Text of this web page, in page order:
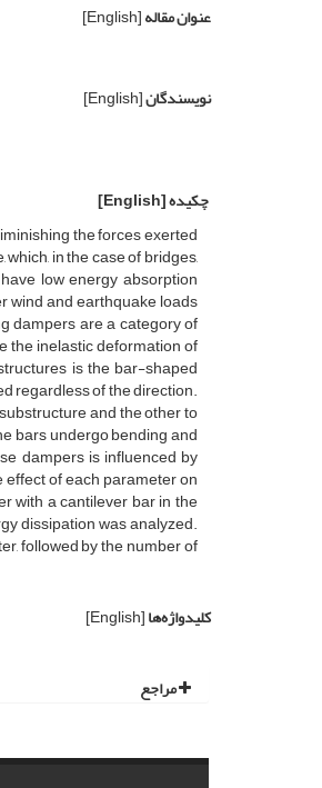
عنوان مقاله[English]
نویسندگان[English]
چکیده[English]
the forces exerted
in the case of bridges,
low energy absorption
wind and earthquake loads
dampers are a category of
the inelastic deformation of
is the bar-shaped
regardless of the direction.
and the other to
bars undergo bending and
dampers is influenced by
effect of each parameter on
with a cantilever bar in the
dissipation was analyzed.
followed by the number of
کلیدواژه‌ها[English]
مراجع